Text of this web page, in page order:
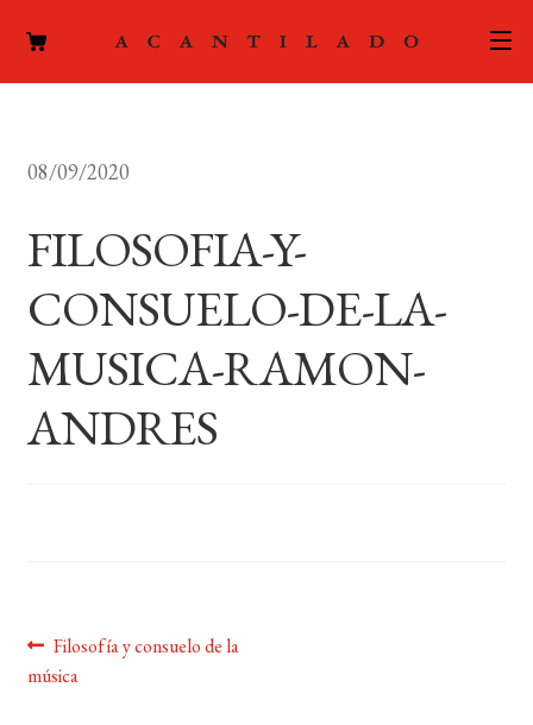
ACTUALIDAD
PODCAST
LA EDITORIAL
08/09/2020
FILOSOFIA-Y-
CONSUELO-DE-LA-
MUSICA-RAMON-
ANDRES
Navegación
de
Anterior:
Filosofía y consuelo de la
música